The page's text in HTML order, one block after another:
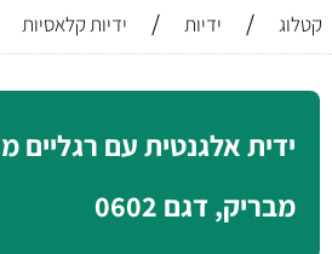
קטלוג / ידיות / ידיות קלאסיות
ידית אלגנטית עם רגליים
מבריק, דגם 0602